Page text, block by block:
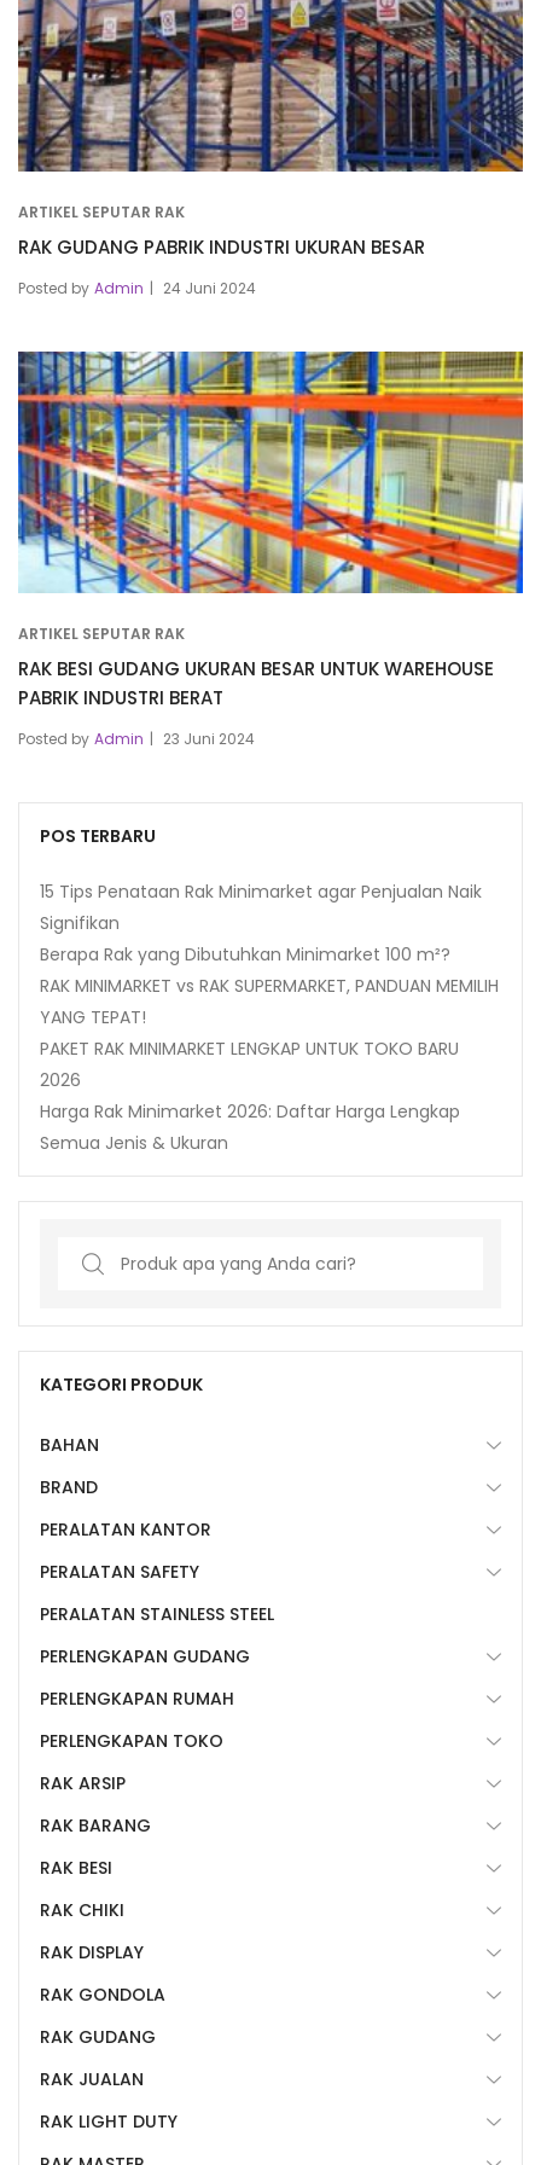
ARTIKEL SEPUTAR RAK
RAK GUDANG PABRIK INDUSTRI UKURAN BESAR
Posted by Admin 24 Juni 2024
ARTIKEL SEPUTAR RAK
RAK BESI GUDANG UKURAN BESAR UNTUK WAREHOUSE
PABRIK INDUSTRI BERAT
Posted by Admin 23 Juni 2024
POS TERBARU
15 Tips Penataan Rak Minimarket agar Penjualan Naik
Signifikan
Berapa Rak yang Dibutuhkan Minimarket 100 m²?
RAK MINIMARKET vs RAK SUPERMARKET, PANDUAN MEMILIH
YANG TEPAT!
PAKET RAK MINIMARKET LENGKAP UNTUK TOKO BARU
2026
Harga Rak Minimarket 2026: Daftar Harga Lengkap
Semua Jenis & Ukuran
Search
KATEGORI PRODUK
BAHAN
BRAND
PERALATAN KANTOR
PERALATAN SAFETY
PERALATAN STAINLESS STEEL
PERLENGKAPAN GUDANG
PERLENGKAPAN RUMAH
PERLENGKAPAN TOKO
RAK ARSIP
RAK BARANG
RAK BESI
RAK CHIKI
RAK DISPLAY
RAK GONDOLA
RAK GUDANG
RAK JUALAN
RAK LIGHT DUTY